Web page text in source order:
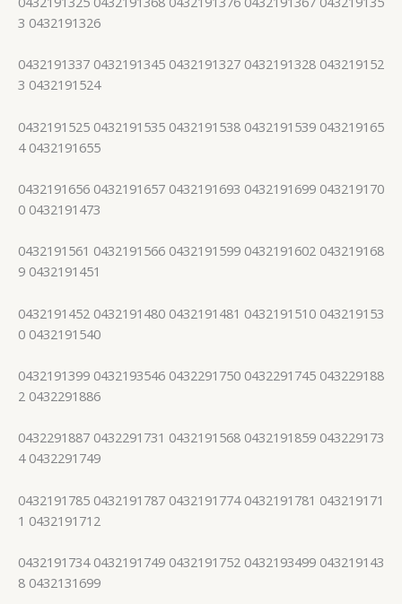
3 0432191326
0432191337 0432191345 0432191327 0432191328 043219152
3 0432191524
0432191525 0432191535 0432191538 0432191539 043219165
4 0432191655
0432191656 0432191657 0432191693 0432191699 043219170
0 0432191473
0432191561 0432191566 0432191599 0432191602 043219168
9 0432191451
0432191452 0432191480 0432191481 0432191510 043219153
0 0432191540
0432191399 0432193546 0432291750 0432291745 043229188
2 0432291886
0432291887 0432291731 0432191568 0432191859 043229173
4 0432291749
0432191785 0432191787 0432191774 0432191781 043219171
1 0432191712
0432191734 0432191749 0432191752 0432193499 043219143
8 0432131699